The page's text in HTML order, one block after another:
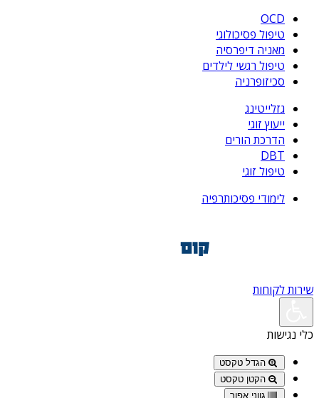
OCD
טיפול פסיכולוגי
מאניה דיפרסיה
טיפול רגשי לילדים
סכיזופרניה
גזלייטינג
ייעוץ זוגי
הדרכת הורים
DBT
טיפול זוגי
לימודי פסיכותרפיה
שירות לקוחות
כלי נגישות
הגדל טקסט
הקטן טקסט
גווני אפור